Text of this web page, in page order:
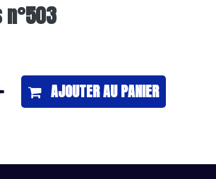
n°503
AJOUTER ​AU PANIER